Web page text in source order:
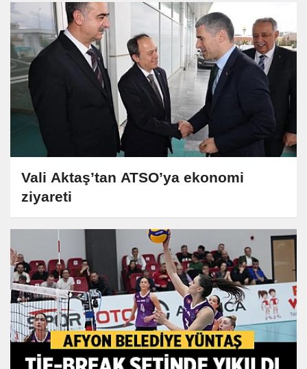
Vali Aktaş’tan ATSO’ya ekonomi
ziyareti